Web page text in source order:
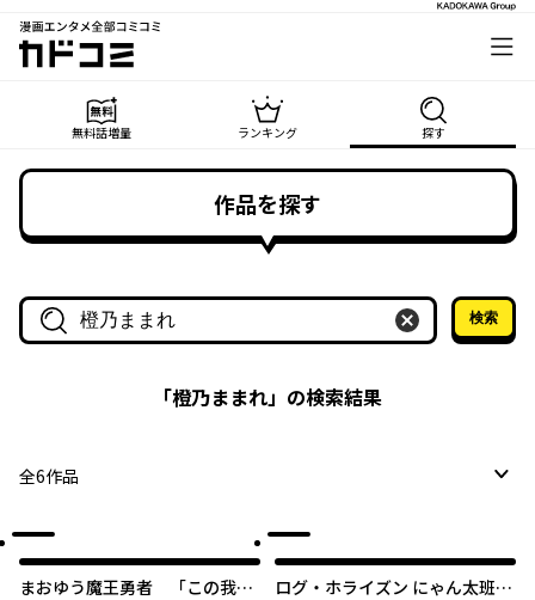
漫画エンタメ全部コミコミ
カドコミ
無料話増量 ランキング 探す
作品を探す
作品名・作家名で探す
検索
「橙乃ままれ」の検索結果
全6作品
まおゆう魔王勇者 「この我の
ログ・ホライズン にゃん太班